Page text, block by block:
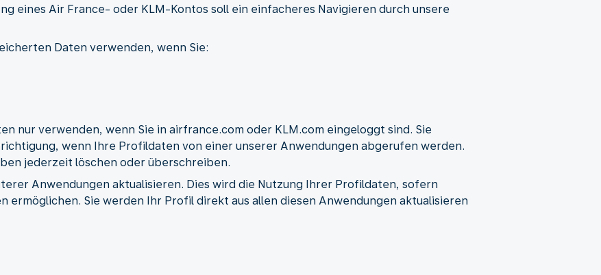
eines Air France- oder KLM-Kontos soll ein einfacheres Navigieren durch unsere
Daten verwenden, wenn Sie:
nur verwenden, wenn Sie in airfrance.com oder KLM.com eingeloggt sind. Sie
wenn Ihre Profildaten von einer unserer Anwendungen abgerufen werden.
jederzeit löschen oder überschreiben.
Anwendungen aktualisieren. Dies wird die Nutzung Ihrer Profildaten, sofern
ermöglichen. Sie werden Ihr Profil direkt aus allen diesen Anwendungen aktualisieren